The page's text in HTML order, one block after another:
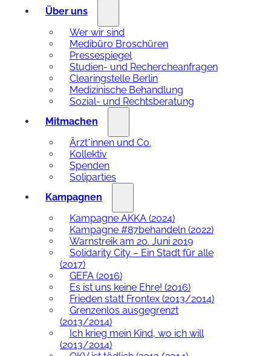
Über uns
Wer wir sind
Medibüro Broschüren
Pressespiegel
Studien- und Rechercheanfragen
Clearingstelle Berlin
Medizinische Behandlung
Sozial- und Rechtsberatung
Mitmachen
Ärzt*innen und Co.
Kollektiv
Spenden
Soliparties
Kampagnen
Kampagne AKKA (2024)
Kampagne #87behandeln (2022)
Warnstreik am 20. Juni 2019
Solidarity City – Ein Stadt für alle
(2017)
GEFA (2016)
Es ist uns keine Ehre! (2016)
Frieden statt Frontex (2013/2014)
Grenzenlos ausgegrenzt
(2013/2014)
Ich krieg mein Kind, wo ich will
(2013/2014)